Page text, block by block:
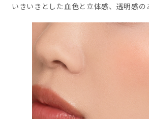
いきいきとした血色と立体感、透明感の